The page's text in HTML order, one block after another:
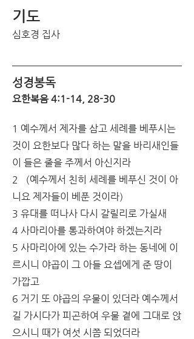
기도
심호경 집사
성경봉독
요한복음 4:1-14, 28-30
1 예수께서 제자를 삼고 세례를 베푸시는
것이 요한보다 많다 하는 말을 바리새인들
이 들은 줄을 주께서 아신지라
2 （예수께서 친히 세례를 베푸신 것이 아
니요 제자들이 베푼 것이라）
3 유대를 떠나사 다시 갈릴리로 가실새
4 사마리아를 통과하여야 하겠는지라
5 사마리아에 있는 수가라 하는 동네에 이
르시니 야곱이 그 아들 요셉에게 준 땅이
가깝고
6 거기 또 야곱의 우물이 있더라 예수께서
길 가시다가 피곤하여 우물 곁에 그대로 앉
으시니 때가 여섯 시쯤 되었더라